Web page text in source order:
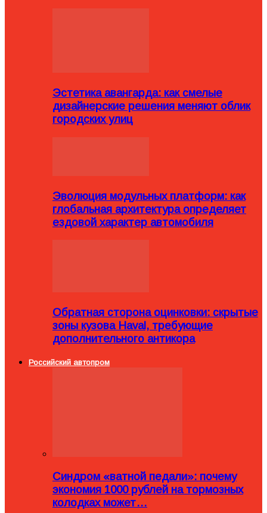
Эстетика авангарда: как смелые
дизайнерские решения меняют облик
городских улиц
Эволюция модульных платформ: как
глобальная архитектура определяет
ездовой характер автомобиля
Обратная сторона оцинковки: скрытые
зоны кузова Haval, требующие
дополнительного антикора
Российский автопром
Синдром «ватной педали»: почему
экономия 1000 рублей на тормозных
колодках может…